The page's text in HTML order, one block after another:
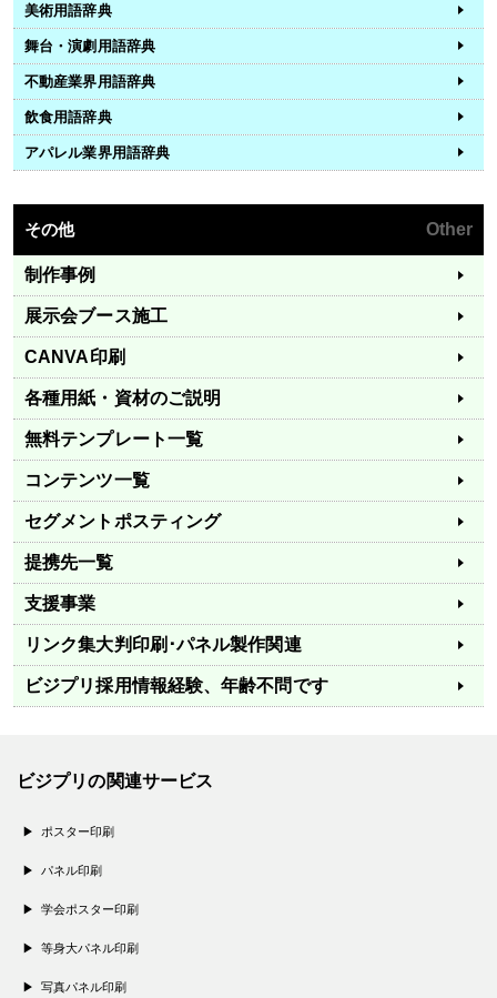
美術用語辞典
舞台・演劇用語辞典
不動産業界用語辞典
飲食用語辞典
アパレル業界用語辞典
その他 Other
制作事例
展示会ブース施工
CANVA印刷
各種用紙・資材のご説明
無料テンプレート一覧
コンテンツ一覧
セグメントポスティング
提携先一覧
支援事業
リンク集大判印刷･パネル製作関連
ビジプリ採用情報経験、年齢不問です
ビジプリの関連サービス
ポスター印刷
パネル印刷
学会ポスター印刷
等身大パネル印刷
写真パネル印刷